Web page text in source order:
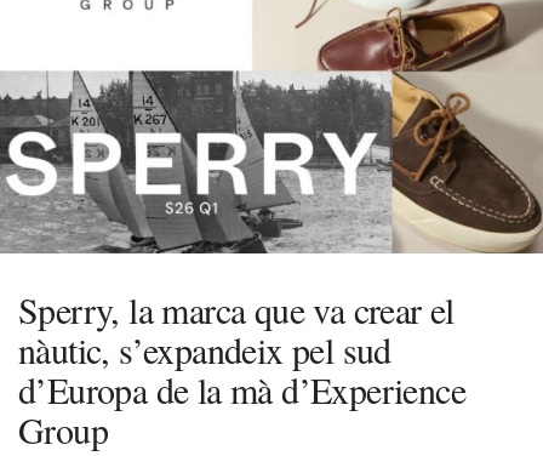
Sperry, la marca que va crear el
nàutic, s’expandeix pel sud
d’Europa de la mà d’Experience
Group